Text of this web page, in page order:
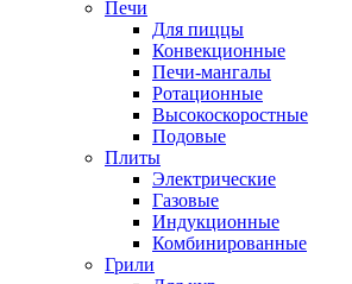
Печи
Для пиццы
Конвекционные
Печи-мангалы
Ротационные
Высокоскоростные
Подовые
Плиты
Электрические
Газовые
Индукционные
Комбинированные
Грили